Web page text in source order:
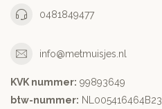
0481849477
info@metmuisjes.nl
KVK nummer: 99893649
btw-nummer: NL005416464B23